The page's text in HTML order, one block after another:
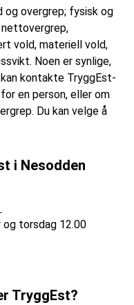
og overgrep; fysisk og
nettovergrep,
vold, materiell vold,
Noen er synlige,
kontakte TryggEst-
en person, eller om
Du kan velge å
i Nesodden
torsdag 12.00
TryggEst?